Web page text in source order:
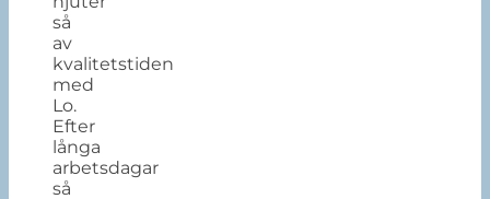
så
av
kvalitetstiden
med
Lo.
Efter
långa
arbetsdagar
så